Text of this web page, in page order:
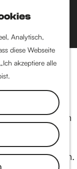
Analytisch,
diese Webseite
akzeptiere alle
Akteuren
Cultuur
Binnenstad,
Nimwegen.